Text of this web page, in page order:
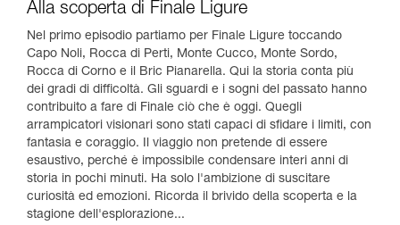
Alla scoperta di Finale Ligure
Nel primo episodio partiamo per Finale Ligure toccando
Capo Noli, Rocca di Perti, Monte Cucco, Monte Sordo,
Rocca di Corno e il Bric Pianarella. Qui la storia conta più
dei gradi di difficoltà. Gli sguardi e i sogni del passato hanno
contribuito a fare di Finale ciò che è oggi. Quegli
arrampicatori visionari sono stati capaci di sfidare i limiti, con
fantasia e coraggio. Il viaggio non pretende di essere
esaustivo, perché è impossibile condensare interi anni di
storia in pochi minuti. Ha solo l'ambizione di suscitare
curiosità ed emozioni. Ricorda il brivido della scoperta e la
stagione dell'esplorazione...